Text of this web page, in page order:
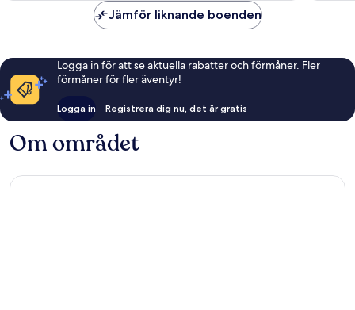
Jämför liknande boenden
Logga in för att se aktuella rabatter och förmåner. Fler
förmåner för fler äventyr!
Logga in Registrera dig nu, det är gratis
Om området